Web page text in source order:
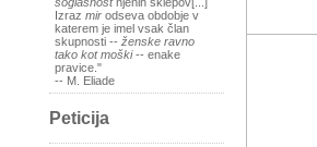
soglasnostnjenih sklepov[...]
Izraz mir odseva obdobje v
katerem je imel vsak član
skupnosti -- ženske ravno
tako kot moški-- enake
pravice."
-- M. Eliade
Peticija